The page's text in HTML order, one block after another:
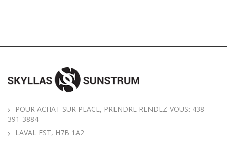
POUR ACHAT SUR PLACE, PRENDRE RENDEZ-VOUS: 438-
391-3884
LAVAL EST, H7B 1A2